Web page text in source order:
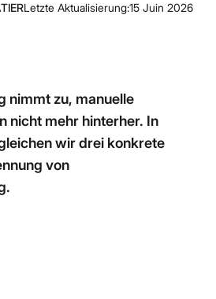
Letzte Aktualisierung:15 Juin 2026
nimmt zu, manuelle
nicht mehr hinterher. In
wir drei konkrete
von